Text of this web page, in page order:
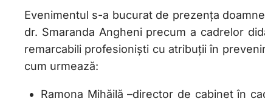
Evenimentul s-a bucurat de prezența
dr. Smaranda Angheni precum a cadrelor
remarcabili profesioniști cu atribuții în
cum urmează:
Ramona Mihăilă –director de cabinet în